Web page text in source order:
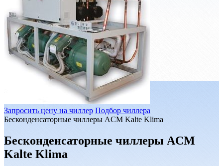
Запросить цену на чиллер Подбор чиллера
Бесконденсаторные чиллеры ACM Kalte Klima
Бесконденсаторные чиллеры ACM
Kalte Klima